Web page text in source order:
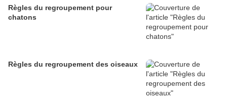
Règles du regroupement pour
chatons
Règles du regroupement des oiseaux